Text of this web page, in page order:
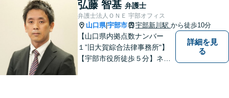
弘藤 智基 弁護士
弁護士法人ＯＮＥ 宇部オフィス
山口県|宇部市 宇部新川駅 から徒歩10分
【山口県内拠点数ナンバー
１”旧大賀綜合法律事務所"】
【宇部市役所徒歩５分】ネッ
詳細を見
る